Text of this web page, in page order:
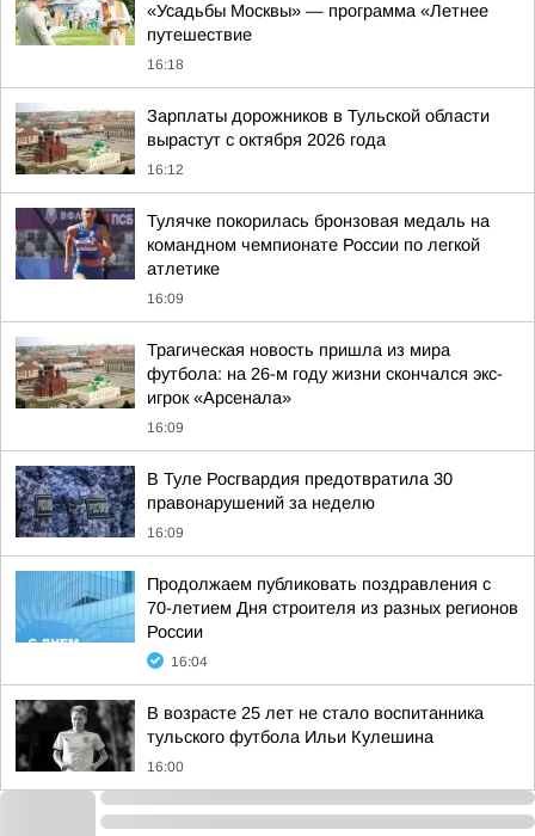
«Усадьбы Москвы» — программа «Летнее
путешествие
16:18
Зарплаты дорожников в Тульской области
вырастут с октября 2026 года
16:12
Тулячке покорилась бронзовая медаль на
командном чемпионате России по легкой
атлетике
16:09
Трагическая новость пришла из мира
футбола: на 26-м году жизни скончался экс-
игрок «Арсенала»
16:09
В Туле Росгвардия предотвратила 30
правонарушений за неделю
16:09
Продолжаем публиковать поздравления с
70-летием Дня строителя из разных регионов
России
16:04
В возрасте 25 лет не стало воспитанника
тульского футбола Ильи Кулешина
16:00